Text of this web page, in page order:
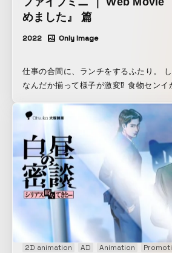
めました』 篇
2022 Only Image
仕事の合間に、ランチをするふたり。
なんだか揃って様子が激変⁉︎ 食物センイが足りていない食事
もの、 「イカツイ飯」：カツ丼や牛丼
もの、 「テキトー飯」：惣菜パンやお
めるもの、 と名付け、食べている人物
せることで、食物センイ不足な食事を
（全３篇） ついつい不足しがちな食物センイだから。 ファ
イブミニで、気分すっきり。センイち
いましょう。 ▼ファイブミニ公式サイトはコチラ
https://www.otsuka.co.jp/fib/
2D animation AD Animation